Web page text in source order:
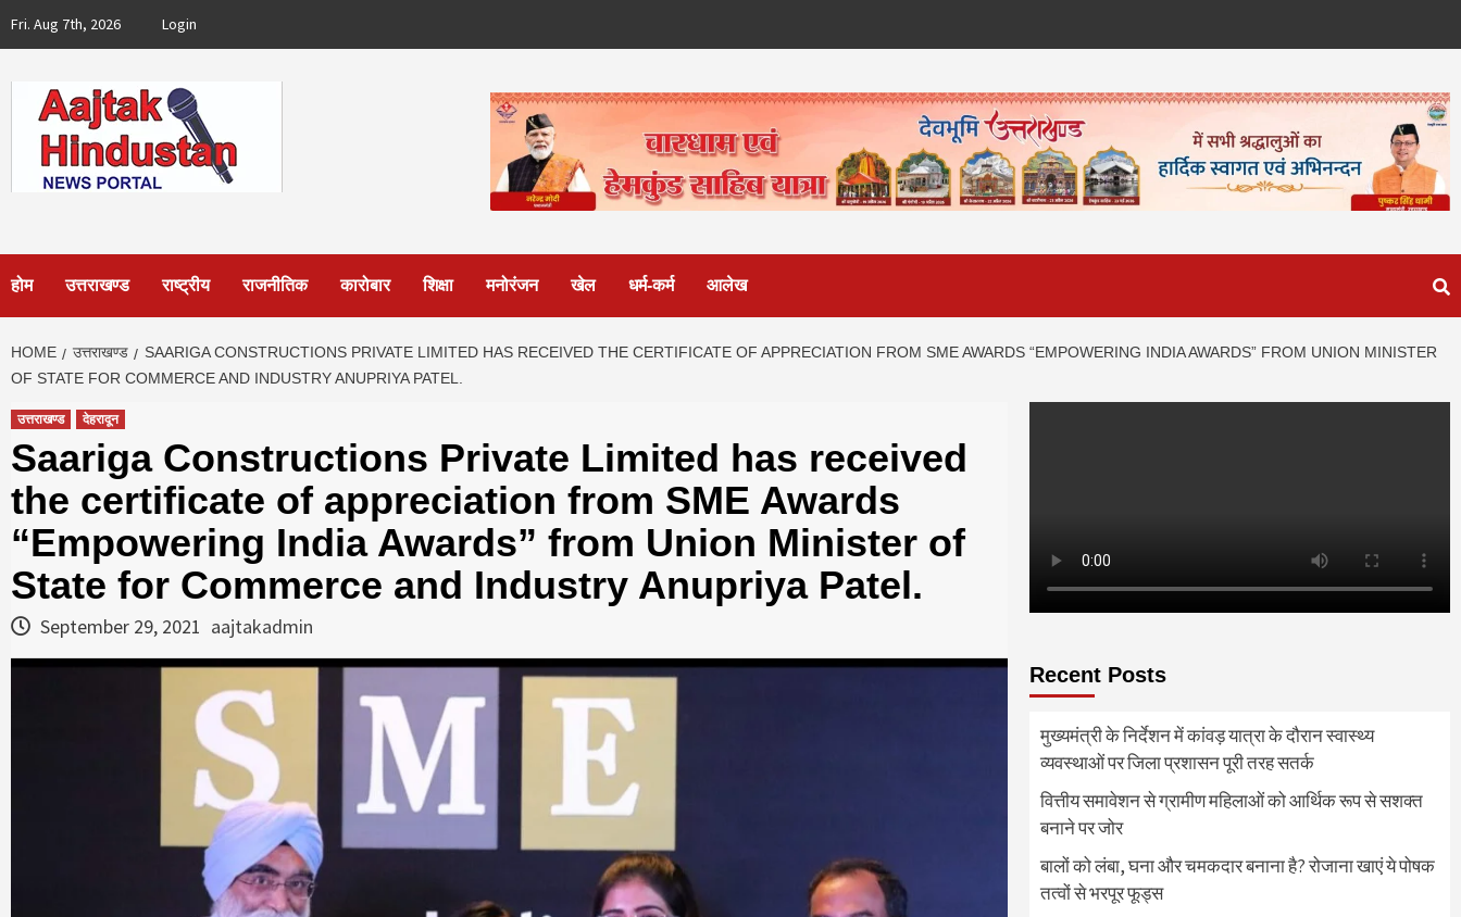
Fri. Aug 7th, 2026 Login
होम उत्तराखण्ड राष्ट्रीय राजनीतिक कारोबार शिक्षा मनोरंजन खेल धर्म-कर्म आलेख
HOME उत्तराखण्ड
SAARIGA CONSTRUCTIONS PRIVATE LIMITED HAS RECEIVED THE CERTIFICATE OF APPRECIATION FROM SME AWARDS “EMPOWERING INDIA AWARDS” FROM UNION MINISTER
OF STATE FOR COMMERCE AND INDUSTRY ANUPRIYA PATEL.
उत्तराखण्ड देहरादून
Saariga Constructions Private Limited has received
the certificate of appreciation from SME Awards
“Empowering India Awards” from Union Minister of
State for Commerce and Industry Anupriya Patel.
September 29, 2021 aajtakadmin
Recent Posts
मुख्यमंत्री के निर्देशन में कांवड़ यात्रा के दौरान स्वास्थ्य
व्यवस्थाओं पर जिला प्रशासन पूरी तरह सतर्क
वित्तीय समावेशन से ग्रामीण महिलाओं को आर्थिक रूप से सशक्त
बनाने पर जोर
बालों को लंबा, घना और चमकदार बनाना है? रोजाना खाएं ये पोषक
तत्वों से भरपूर फूड्स